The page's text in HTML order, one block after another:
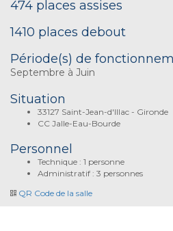
474 places assises
1410 places debout
Période(s) de
Septembre à Juin
Situation
33127 Saint-Jean-d'Illac - Gironde
CC Jalle-Eau-Bourde
Personnel
Technique : 1 personne
Administratif : 3 personnes
QR Code de la salle